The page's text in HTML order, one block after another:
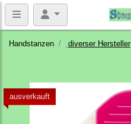
Handstanzen diverser Hersteller
ausverkauft